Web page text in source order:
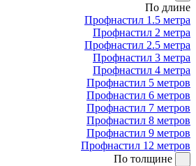
По длине
Профнастил 1.5 метра
Профнастил 2 метра
Профнастил 2.5 метра
Профнастил 3 метра
Профнастил 4 метра
Профнастил 5 метров
Профнастил 6 метров
Профнастил 7 метров
Профнастил 8 метров
Профнастил 9 метров
Профнастил 12 метров
По толщине